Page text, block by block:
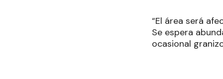
“El área será
Se espera
ocasional